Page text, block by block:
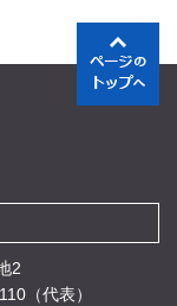
2
（代表）